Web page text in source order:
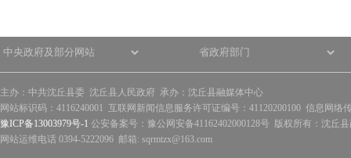
主办：中共沈丘县委 沈丘县人民政府 承办：沈丘县融媒体中心
网站标识码：4116240001 互联网新闻信息服务许可证编号：41120200100 信息网络
豫ICP备13003979号-1 公安备案号：豫公网安备41162402000128号 版权所有：沈丘
网站运维电话 0394-5222096 邮箱: sqrmtzx@163.com